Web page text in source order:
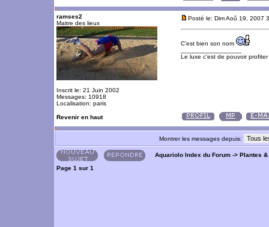
ramses2
Maitre des lieux
Inscrit le: 21 Juin 2002
Messages: 10918
Localisation: paris
Posté le: Dim Aoû 19, 2007
C'est bien son nom
Le luxe c'est de pouvoir
Revenir en haut
Montrer les messages depuis:
Aquariolo Index du Forum -> Plantes
Page 1 sur 1